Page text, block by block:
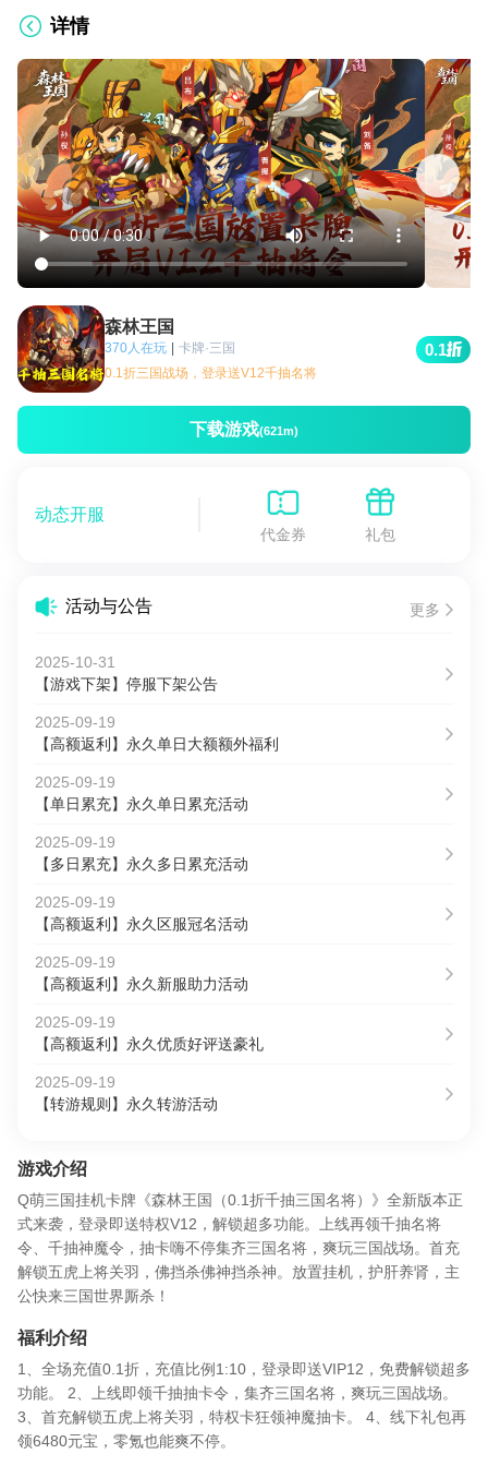
详情
森林王国
370人在玩 | 卡牌·三国
0.1折三国战场，登录送V12千抽名将
0.1
下载游戏(621m)
动态开服
代金券 礼包
活动与公告 更多
2025-10-31
【游戏下架】停服下架公告
2025-09-19
【高额返利】永久单日大额额外福利
2025-09-19
【单日累充】永久单日累充活动
2025-09-19
【多日累充】永久多日累充活动
2025-09-19
【高额返利】永久区服冠名活动
2025-09-19
【高额返利】永久新服助力活动
2025-09-19
【高额返利】永久优质好评送豪礼
2025-09-19
【转游规则】永久转游活动
游戏介绍
Q萌三国挂机卡牌《森林王国（0.1折千抽三国名将）》全新版本正
式来袭，登录即送特权V12，解锁超多功能。上线再领千抽名将
令、千抽神魔令，抽卡嗨不停集齐三国名将，爽玩三国战场。首充
解锁五虎上将关羽，佛挡杀佛神挡杀神。放置挂机，护肝养肾，主
公快来三国世界厮杀！
福利介绍
1、全场充值0.1折，充值比例1:10，登录即送VIP12，免费解锁超多
功能。 2、上线即领千抽抽卡令，集齐三国名将，爽玩三国战场。
3、首充解锁五虎上将关羽，特权卡狂领神魔抽卡。 4、线下礼包再
领6480元宝，零氪也能爽不停。